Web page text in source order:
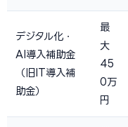
デジタル化・
AI導入補助金
（旧IT導入補
助金）
最
大
45
0万
円